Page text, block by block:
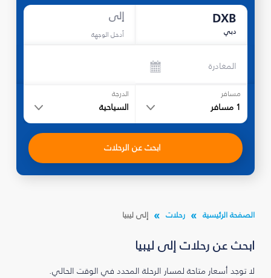
DXB
دبي
إلى
أدخل الوجهة
المغادرة
مسافر
1 مسافر
الدرجة
السياحية
ابحث عن الرحلات
الصفحة الرئيسية رحلات إلى ليبيا
ابحث عن رحلات إلى ليبيا
لا توجد أسعار متاحة لمسار الرحلة المحدد في الوقت الحالي.